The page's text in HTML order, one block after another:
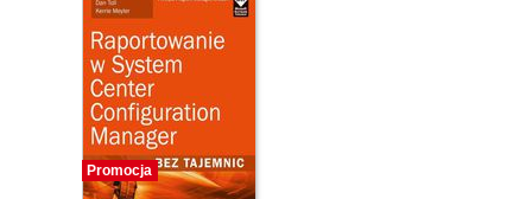
Promocja